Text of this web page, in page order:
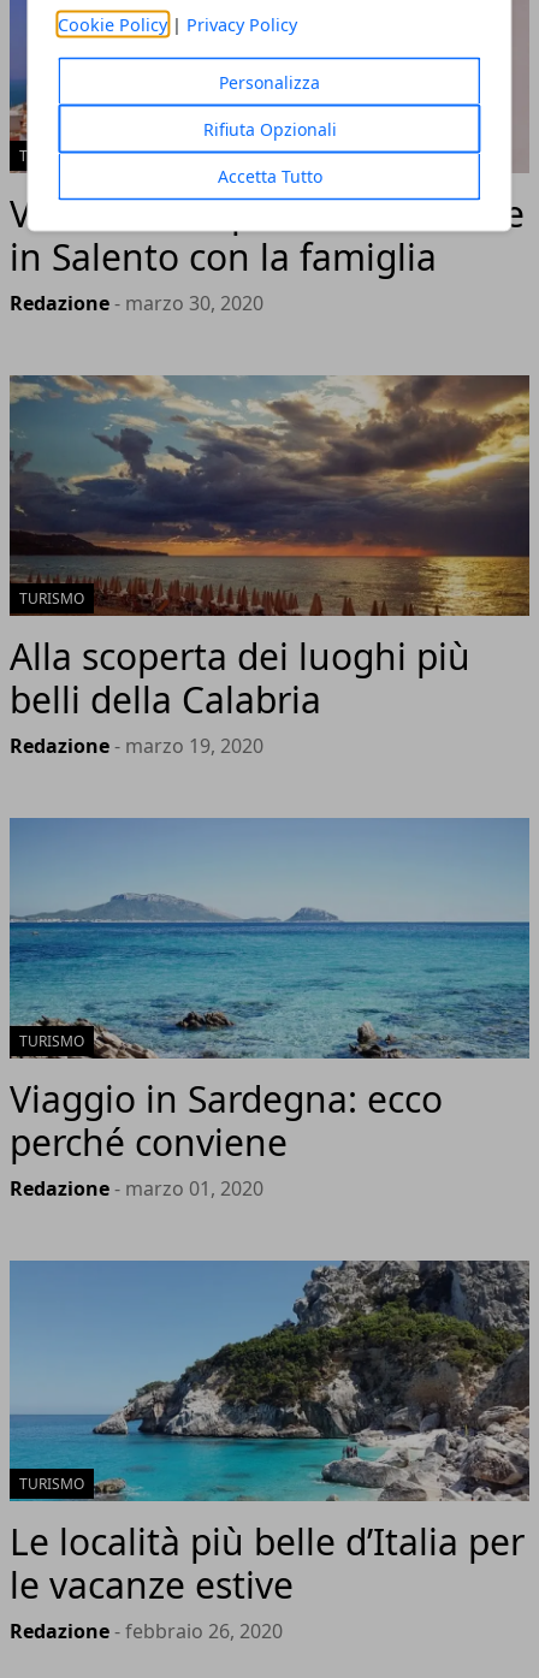
Cookie Policy | Privacy Policy
Personalizza
Rifiuta Opzionali
Accetta Tutto
TURISMO
Vivere delle splendide vacanze
in Salento con la famiglia
Redazione- marzo 30, 2020
TURISMO
Alla scoperta dei luoghi più
belli della Calabria
Redazione- marzo 19, 2020
TURISMO
Viaggio in Sardegna: ecco
perché conviene
Redazione- marzo 01, 2020
TURISMO
Le località più belle d’Italia per
le vacanze estive
Redazione- febbraio 26, 2020